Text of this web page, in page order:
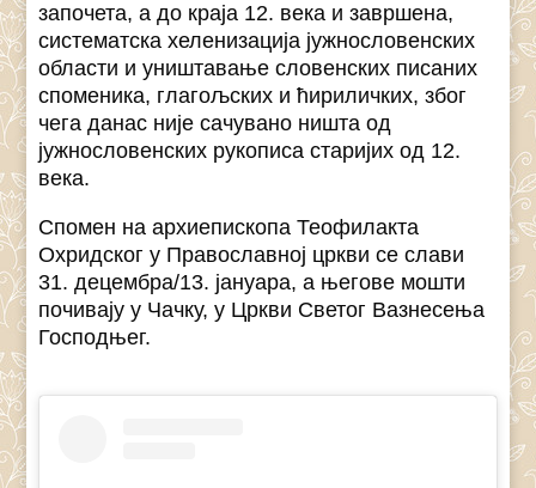
започета, а до краја 12. века и завршена,
систематска хеленизација јужнословенских
области и уништавање словенских писаних
споменика, глагољских и ћириличких, због
чега данас није сачувано ништа од
јужнословенских рукописа старијих од 12.
века.
Спомен на архиепископа Теофилакта
Охридског у Православној цркви се слави
31. децембра/13. јануара, а његове мошти
почивају у Чачку, у Цркви Светог Вазнесења
Господњег.